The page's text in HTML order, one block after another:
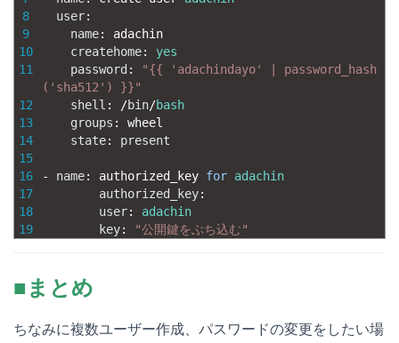
8
9
10
11
12
13
14
15
16
17
18
19
user:
name:
adachin
createhome:
yes
password :
"{{ 'adachindayo' | password_hash
('sha512') }}"
shell : /bin/bash
groups :
wheel
state: present
- name: authorized_key for adachin
authorized_key:
user:
adachin
key: "公開鍵をぶち込む"
■まとめ
ちなみに複数ユーザー作成、パスワードの変更をしたい場